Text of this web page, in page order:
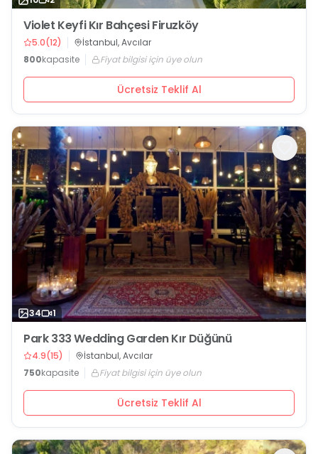
Violet Keyfi Kır Bahçesi Firuzköy
5.0(12)
İstanbul, Avcılar
800kapasite Fiyat bilgisi için üye olun
Ücretsiz Teklif Al
34 1
Park 333 Wedding Garden Kır Düğünü
4.9(15)
İstanbul, Avcılar
750kapasite Fiyat bilgisi için üye olun
Ücretsiz Teklif Al